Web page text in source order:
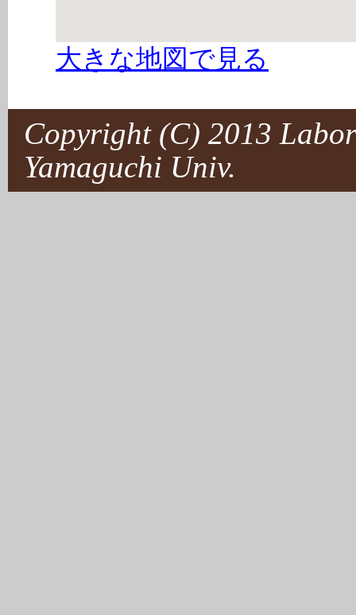
大きな地図で見る
Copyright (C) 2013
Yamaguchi Univ.